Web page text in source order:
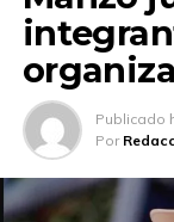
Publicado
Por